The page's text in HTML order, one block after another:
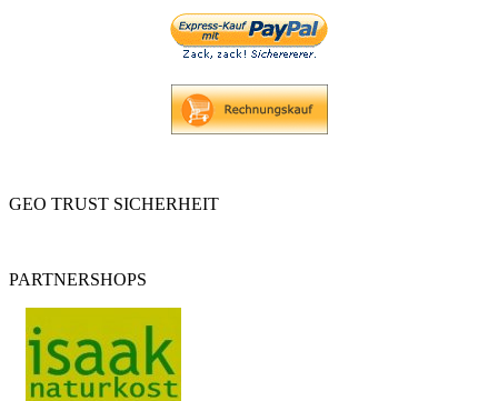
GEO TRUST SICHERHEIT
PARTNERSHOPS